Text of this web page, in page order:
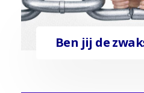
Ben jij de